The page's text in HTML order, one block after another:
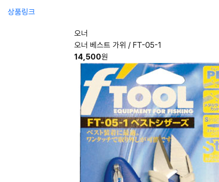
상품링크
오너
오너 베스트 가위 / FT-05-1
14,500원